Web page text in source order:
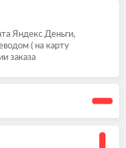
Яндекс Деньги,
( на карту
заказа